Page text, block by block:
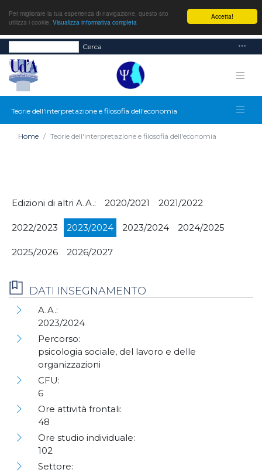
Accetta!
Per migliorare la tua esperienza di navigazione, questo sito
utilizza i cookie. Visualizza informativa completa
Cerca
Teorie dell'interpretazione e filosofia dell'economia
Home Teorie dell'interpretazione e filosofia dell'economia
Edizioni di altri A.A.: 2020/2021 2021/2022
2022/2023 2023/2024 2023/2024 2024/2025
2025/2026 2026/2027
DATI INSEGNAMENTO
A.A.:
2023/2024
Percorso:
psicologia sociale, del lavoro e delle
organizzazioni
CFU:
6
Ore attività frontali:
48
Ore studio individuale:
102
Settore: